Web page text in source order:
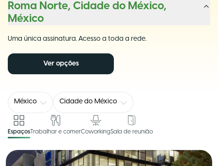
Roma Norte, Cidade do México,
México
Uma única assinatura. Acesso a toda a rede.
Ver opções
México Cidade do México
EspaçosTrabalhar e comerCoworkingSala de reunião